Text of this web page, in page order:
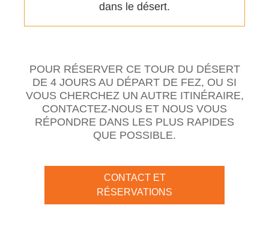
dans le désert.
POUR RÉSERVER CE TOUR DU DÉSERT
DE 4 JOURS AU DÉPART DE FEZ, OU SI
VOUS CHERCHEZ UN AUTRE ITINÉRAIRE,
CONTACTEZ-NOUS ET NOUS VOUS
RÉPONDRE DANS LES PLUS RAPIDES
QUE POSSIBLE.
CONTACT ET
RÉSERVATIONS